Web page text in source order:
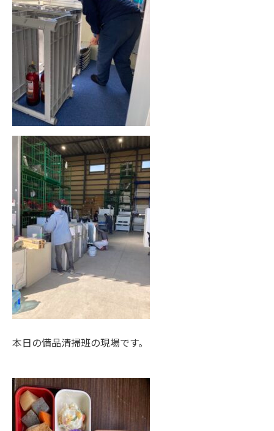
本日の備品清掃班の現場です。